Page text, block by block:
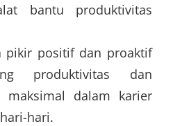
bantu produktivitas
pikir positif dan proaktif
produktivitas dan
maksimal dalam karier
hari.